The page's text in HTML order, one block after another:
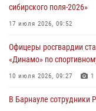
сибирского поля-2026»
17 июля 2026, 09:52
Офицеры росгвардии
«Динамо» по
10 июля 2026, 09:27 1
В Барнауле сотрудники